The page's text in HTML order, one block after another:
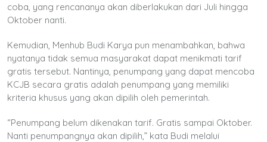
coba, yang rencananya akan diberlakukan dari Juli hingga
Oktober nanti.
Kemudian, Menhub Budi Karya pun menambahkan, bahwa
nyatanya tidak semua masyarakat dapat menikmati tarif
gratis tersebut. Nantinya, penumpang yang dapat mencoba
KCJB secara gratis adalah penumpang yang memiliki
kriteria khusus yang akan dipilih oleh pemerintah.
“Penumpang belum dikenakan tarif. Gratis sampai Oktober.
Nanti penumpangnya akan dipilih,” kata Budi melalui